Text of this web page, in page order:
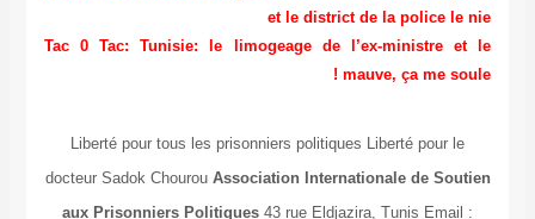
et le district de la police le nie
Tac 0 Tac: Tunisie: le limogeage de l’ex-ministre et le
mauve, ça me soule !
Liberté pour tous les prisonniers politiques Liberté pour le
docteur Sadok Chourou Association Internationale de Soutien
aux Prisonniers Politiques 43 rue Eldjazira, Tunis Email :